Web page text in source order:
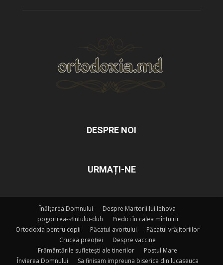
DESPRE NOI
URMAȚI-NE
Înălțarea Domnului
Despre Martorii lui Iehova
pogorirea-sfintului-duh
Piedici în calea mîntuirii
Ortodoxia pentru copii
Păcatul avortului
Păcatul vrăjitoriilor
Crucea preoției
Despre vaccine
Frământările sufletești ale tinerilor
Postul Mare
Învierea Domnului
Sa finisam impreuna biserica din lucaseuca